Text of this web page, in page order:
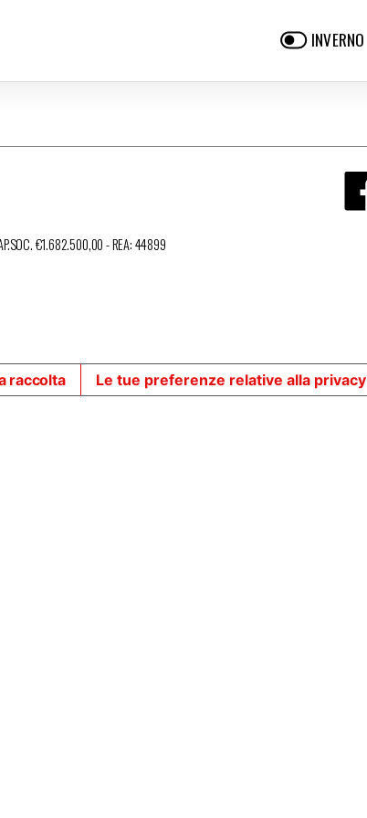
INVERNO
€1.682.500,00 - REA: 44899
raccolta Le tue preferenze relative alla privacy